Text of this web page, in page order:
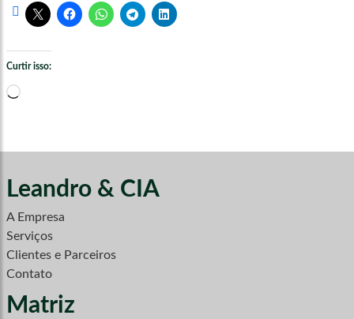
Curtir isso:
Carregando...
Leandro & CIA
A Empresa
Serviços
Clientes e Parceiros
Contato
Matriz